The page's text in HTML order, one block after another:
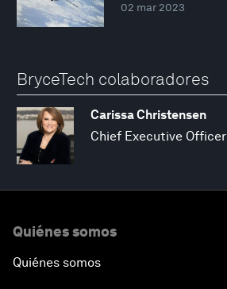
02 mar 2023
BryceTech colaboradores
Carissa Christensen
Chief Executive Officer
Quiénes somos
Quiénes somos